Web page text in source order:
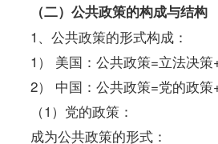
（二）公共政策的构成与结构
1、公共政策的形式构成：
1） 美国：公共政策=立法决策
2） 中国：公共政策=党的政策
（1）党的政策：
成为公共政策的形式：